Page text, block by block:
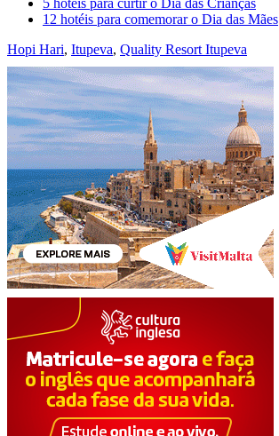
5 hotéis para curtir o Dia das Crianças
12 hotéis para comemorar o Dia das Mães
Hopi Hari, Itupeva, Quality Resort Itupeva